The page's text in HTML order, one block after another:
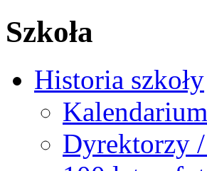
Szkoła
Historia szkoły
Kalendarium
Dyrektorzy